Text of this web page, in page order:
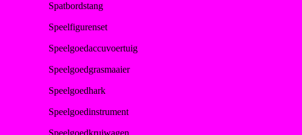
Spatbordstang
Speelfigurenset
Speelgoedaccuvoertuig
Speelgoedgrasmaaier
Speelgoedhark
Speelgoedinstrument
Speelgoedkruiwagen